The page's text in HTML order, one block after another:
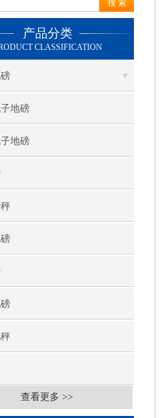
产品分类
CLASSIFICATION
地磅
地磅
查看更多 >>